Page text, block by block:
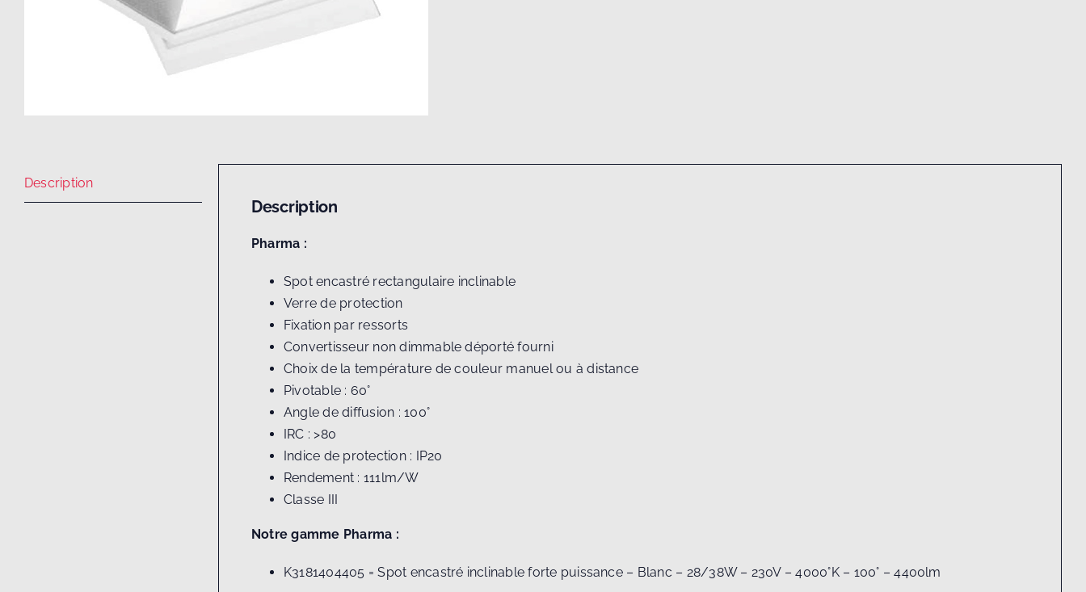
Description
Description
Pharma :
Spot encastré rectangulaire inclinable
Verre de protection
Fixation par ressorts
Convertisseur non dimmable déporté fourni
Choix de la température de couleur manuel ou à distance
Pivotable : 60°
Angle de diffusion : 100°
IRC : >80
Indice de protection : IP20
Rendement : 111lm/W
Classe III
Notre gamme Pharma :
K3181404405 = Spot encastré inclinable forte puissance – Blanc – 28/38W – 230V – 4000°K – 100° – 4400lm